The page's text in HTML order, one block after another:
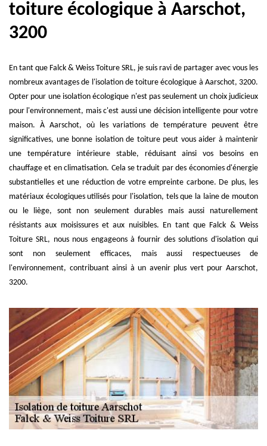
toiture écologique à Aarschot,
3200
En tant que Falck & Weiss Toiture SRL, je suis ravi de partager avec vous les
nombreux avantages de l'isolation de toiture écologique à Aarschot, 3200.
Opter pour une isolation écologique n'est pas seulement un choix judicieux
pour l'environnement, mais c'est aussi une décision intelligente pour votre
maison. À Aarschot, où les variations de température peuvent être
significatives, une bonne isolation de toiture peut vous aider à maintenir
une température intérieure stable, réduisant ainsi vos besoins en
chauffage et en climatisation. Cela se traduit par des économies d'énergie
substantielles et une réduction de votre empreinte carbone. De plus, les
matériaux écologiques utilisés pour l'isolation, tels que la laine de mouton
ou le liège, sont non seulement durables mais aussi naturellement
résistants aux moisissures et aux nuisibles. En tant que Falck & Weiss
Toiture SRL, nous nous engageons à fournir des solutions d'isolation qui
sont non seulement efficaces, mais aussi respectueuses de
l'environnement, contribuant ainsi à un avenir plus vert pour Aarschot,
3200.